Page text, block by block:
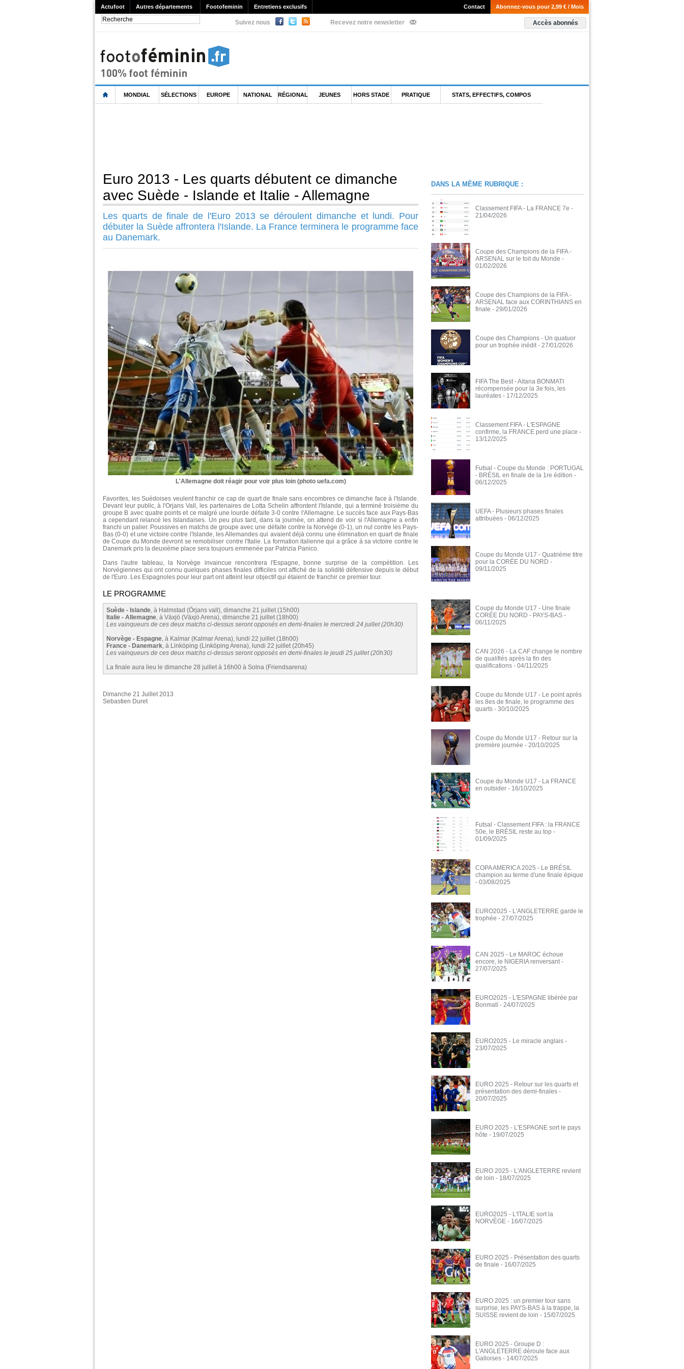
Actufoot Autres départements Footofeminin Entretiens exclusifs Abonnez-vous pour 2,99 € / Mois
Contact
Suivez nous Recevez notre newsletter Accès abonnés
MONDIAL SÉLECTIONS EUROPE NATIONAL RÉGIONAL JEUNES HORS STADE PRATIQUE STATS, EFFECTIFS, COMPOS
Euro 2013 - Les quarts débutent ce dimanche
avec Suède - Islande et Italie - Allemagne
Les quarts de finale de l'Euro 2013 se déroulent dimanche et lundi. Pour
débuter la Suède affrontera l'Islande. La France terminera le programme face
au Danemark.
L'Allemagne doit réagir pour voir plus loin (photo uefa.com)
Favorites, les Suédoises veulent franchir ce cap de quart de finale sans encombres ce dimanche face à l'Islande.
Devant leur public, à l'Orjans Vall, les partenaires de Lotta Schelin affrontent l'Islande, qui a terminé troisième du
groupe B avec quatre points et ce malgré une lourde défaite 3-0 contre l'Allemagne. Le succès face aux Pays-Bas
a cependant relancé les Islandaises. Un peu plus tard, dans la journée, on attend de voir si l'Allemagne a enfin
franchi un palier. Poussives en matchs de groupe avec une défaite contre la Norvège (0-1), un nul contre les Pays-
Bas (0-0) et une victoire contre l'Islande, les Allemandes qui avaient déjà connu une élimination en quart de finale
de Coupe du Monde devront se remobiliser contre l'Italie. La formation italienne qui a grâce à sa victoire contre le
Danemark pris la deuxième place sera toujours emmenée par Patrizia Panico.
Dans l'autre tableau, la Norvège invaincue rencontrera l'Espagne, bonne surprise de la compétition. Les
Norvégiennes qui ont connu quelques phases finales difficiles ont affiché de la solidité défensive depuis le début
de l'Euro. Les Espagnoles pour leur part ont atteint leur objectif qui étaient de franchir ce premier tour.
LE PROGRAMME
Suède - Islande, à Halmstad (Örjans vall), dimanche 21 juillet (15h00)
Italie - Allemagne, à Växjö (Växjö Arena), dimanche 21 juillet (18h00)
Les vainqueurs de ces deux matchs ci-dessus seront opposés en demi-finales le mercredi 24 juillet (20h30)
Norvège - Espagne, à Kalmar (Kalmar Arena), lundi 22 juillet (18h00)
France - Danemark, à Linköping (Linköping Arena), lundi 22 juillet (20h45)
Les vainqueurs de ces deux matchs ci-dessus seront opposés en demi-finales le jeudi 25 juillet (20h30)
La finale aura lieu le dimanche 28 juillet à 16h00 à Solna (Friendsarena)
Dimanche 21 Juillet 2013
Sebastien Duret
DANS LA MÊME RUBRIQUE :
Classement FIFA - La FRANCE 7e -
21/04/2026
Coupe des Champions de la FIFA -
ARSENAL sur le toit du Monde -
01/02/2026
Coupe des Champions de la FIFA -
ARSENAL face aux CORINTHIANS en
finale - 29/01/2026
Coupe des Champions - Un quatuor
pour un trophée inédit - 27/01/2026
FIFA The Best - Aitana BONMATI
récompensée pour la 3e fois, les
lauréates - 17/12/2025
Classement FIFA - L'ESPAGNE
confirme, la FRANCE perd une place -
13/12/2025
Futsal - Coupe du Monde : PORTUGAL
- BRÉSIL en finale de la 1re édition -
06/12/2025
UEFA - Plusieurs phases finales
attribuées - 06/12/2025
Coupe du Monde U17 - Quatrième titre
pour la CORÉE DU NORD -
09/11/2025
Coupe du Monde U17 - Une finale
CORÉE DU NORD - PAYS-BAS -
06/11/2025
CAN 2026 - La CAF change le nombre
de qualifiés après la fin des
qualifications - 04/11/2025
Coupe du Monde U17 - Le point après
les 8es de finale, le programme des
quarts - 30/10/2025
Coupe du Monde U17 - Retour sur la
première journée - 20/10/2025
Coupe du Monde U17 - La FRANCE
en outsider - 16/10/2025
Futsal - Classement FIFA : la FRANCE
50e, le BRÉSIL reste au top -
01/09/2025
COPA AMERICA 2025 - Le BRÉSIL
champion au terme d'une finale épique
- 03/08/2025
EURO2025 - L'ANGLETERRE garde le
trophée - 27/07/2025
CAN 2025 - Le MAROC échoue
encore, le NIGERIA renversant -
27/07/2025
EURO2025 - L'ESPAGNE libérée par
Bonmatí - 24/07/2025
EURO2025 - Le miracle anglais -
23/07/2025
EURO 2025 - Retour sur les quarts et
présentation des demi-finales -
20/07/2025
EURO 2025 - L'ESPAGNE sort le pays
hôte - 19/07/2025
EURO 2025 - L'ANGLETERRE revient
de loin - 18/07/2025
EURO2025 - L'ITALIE sort la
NORVÈGE - 16/07/2025
EURO 2025 - Présentation des quarts
de finale - 16/07/2025
EURO 2025 : un premier tour sans
surprise, les PAYS-BAS à la trappe, la
SUISSE revient de loin - 15/07/2025
EURO 2025 - Groupe D :
L'ANGLETERRE déroule face aux
Galloises - 14/07/2025